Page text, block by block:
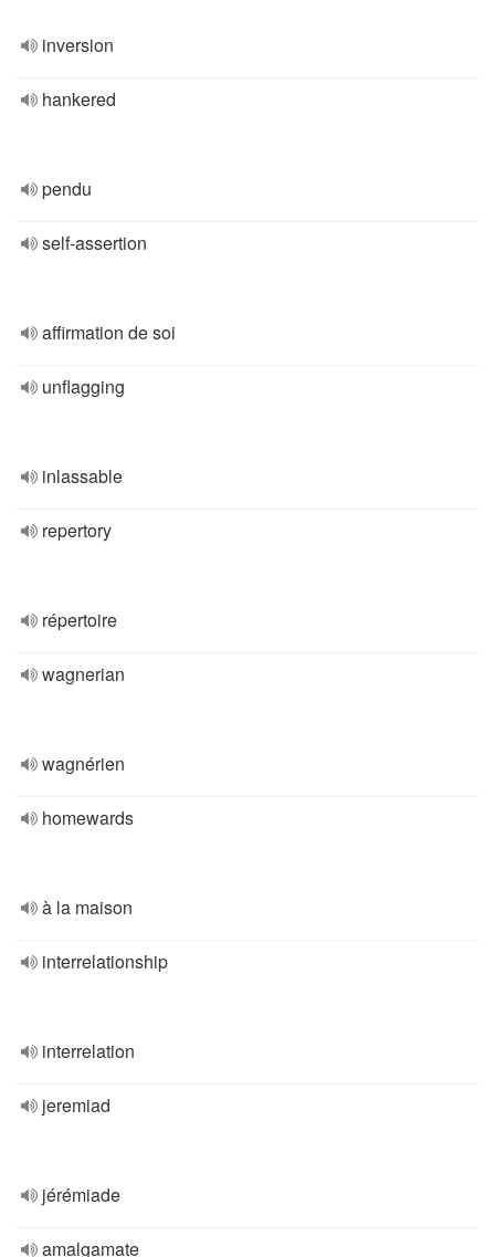
inversion
hankered
pendu
self-assertion
affirmation de soi
unflagging
inlassable
repertory
répertoire
wagnerian
wagnérien
homewards
à la maison
interrelationship
interrelation
jeremiad
jérémiade
amalgamate